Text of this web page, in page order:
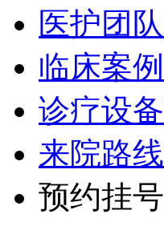
医护团队
临床案例
诊疗设备
来院路线
预约挂号